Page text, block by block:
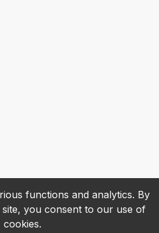
functions and analytics. By
you consent to our use of
cookies.